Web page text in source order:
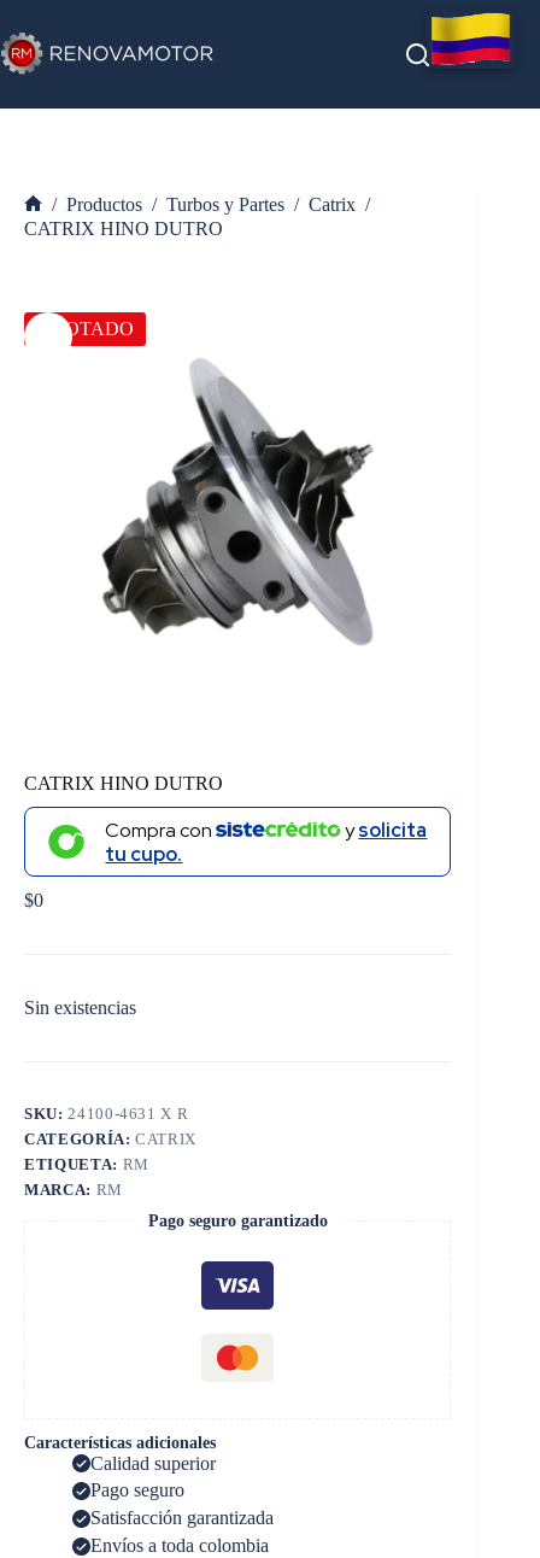
al
contenido
Inicio
/ Productos / Turbos y Partes / Catrix /
CATRIX HINO DUTRO
AGOTADO
CATRIX HINO DUTRO
Compra con ysolicita
tu cupo.
$0
Sin existencias
SKU: 24100-4631 X R
CATEGORÍA:CATRIX
ETIQUETA: RM
MARCA: RM
Pago seguro garantizado
Características adicionales
Calidad superior
Pago seguro
Satisfacción garantizada
Envíos a toda colombia